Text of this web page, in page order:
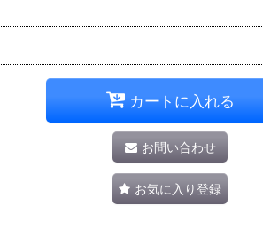
カートに入れる
お問い合わせ
お気に入り登録